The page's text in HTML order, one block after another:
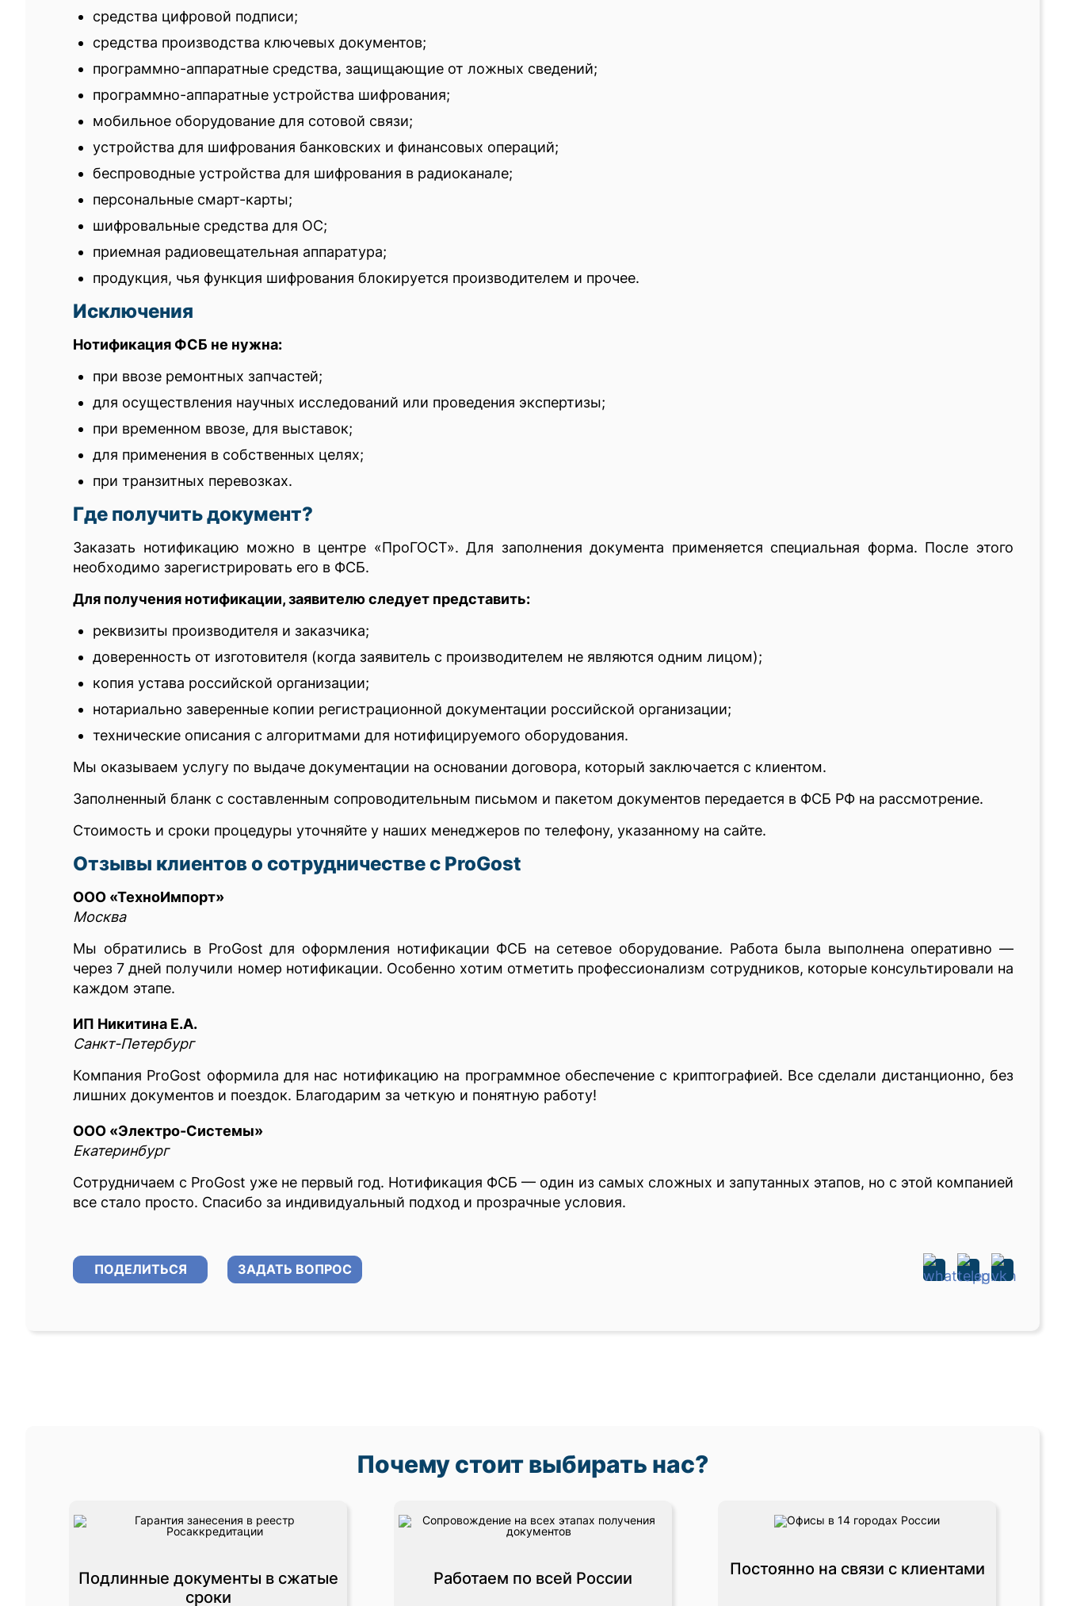
средства цифровой подписи;
средства производства ключевых документов;
программно-аппаратные средства, защищающие от ложных сведений;
программно-аппаратные устройства шифрования;
мобильное оборудование для сотовой связи;
устройства для шифрования банковских и финансовых операций;
беспроводные устройства для шифрования в радиоканале;
персональные смарт-карты;
шифровальные средства для ОС;
приемная радиовещательная аппаратура;
продукция, чья функция шифрования блокируется производителем и прочее.
Исключения
Нотификация ФСБ не нужна:
при ввозе ремонтных запчастей;
для осуществления научных исследований или проведения экспертизы;
при временном ввозе, для выставок;
для применения в собственных целях;
при транзитных перевозках.
Где получить документ?
Заказать нотификацию можно в центре «ПроГОСТ». Для заполнения документа применяется специальная форма. После этого
необходимо зарегистрировать его в ФСБ.
Для получения нотификации, заявителю следует представить:
реквизиты производителя и заказчика;
доверенность от изготовителя (когда заявитель с производителем не являются одним лицом);
копия устава российской организации;
нотариально заверенные копии регистрационной документации российской организации;
технические описания с алгоритмами для нотифицируемого оборудования.
Мы оказываем услугу по выдаче документации на основании договора, который заключается с клиентом.
Заполненный бланк с составленным сопроводительным письмом и пакетом документов передается в ФСБ РФ на рассмотрение.
Стоимость и сроки процедуры уточняйте у наших менеджеров по телефону, указанному на сайте.
Отзывы клиентов о сотрудничестве с ProGost
ООО «ТехноИмпорт»
Москва
Мы обратились в ProGost для оформления нотификации ФСБ на сетевое оборудование. Работа была выполнена оперативно —
через 7 дней получили номер нотификации. Особенно хотим отметить профессионализм сотрудников, которые консультировали на
каждом этапе.
ИП Никитина Е.А.
Санкт-Петербург
Компания ProGost оформила для нас нотификацию на программное обеспечение с криптографией. Все сделали дистанционно, без
лишних документов и поездок. Благодарим за четкую и понятную работу!
ООО «Электро-Системы»
Екатеринбург
Сотрудничаем с ProGost уже не первый год. Нотификация ФСБ — один из самых сложных и запутанных этапов, но с этой компанией
все стало просто. Спасибо за индивидуальный подход и прозрачные условия.
ПОДЕЛИТЬСЯ ЗАДАТЬ ВОПРОС
Почему стоит выбирать нас?
Подлинные документы в сжатые
сроки
Работаем по всей России Постоянно на связи с клиентами